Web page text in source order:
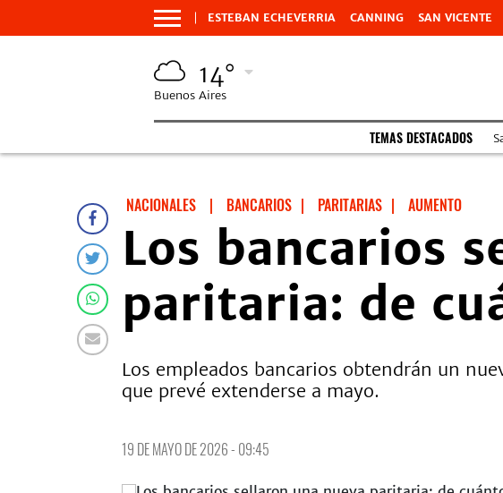
ESTEBAN ECHEVERRIA CANNING SAN VICENTE
14°
Buenos Aires
TEMAS DESTACADOS
NACIONALES | BANCARIOS | PARITARIAS | AUMENTO
Los bancarios
paritaria: de
Los empleados bancarios obtendrán un
que prevé extenderse a mayo.
19 DE MAYO DE 2026 - 09:45